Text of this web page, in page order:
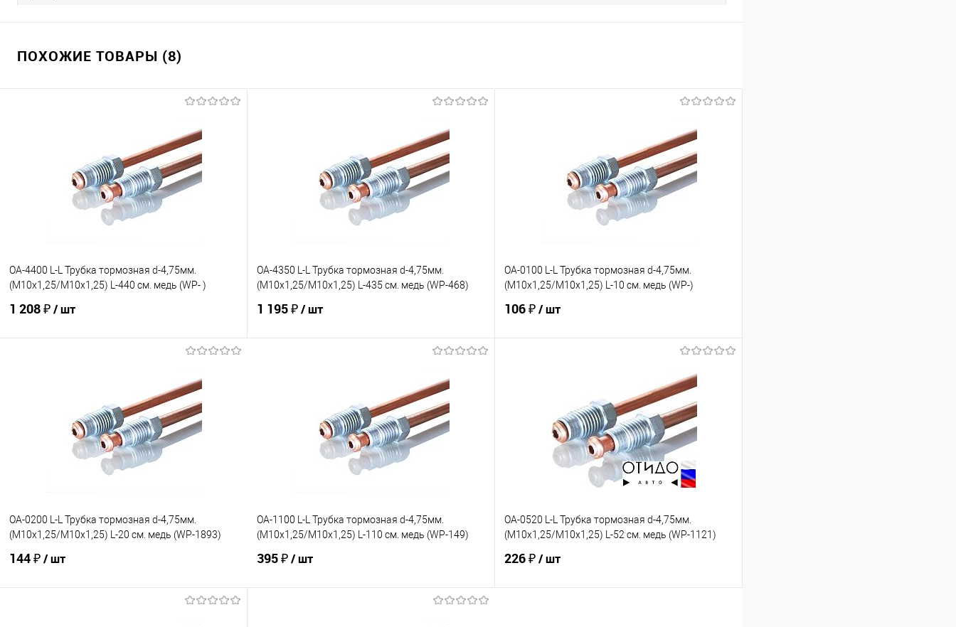
ПОХОЖИЕ ТОВАРЫ (8)
OA-4400 L-L Трубка тормозная d-4,75мм.
(М10х1,25/М10х1,25) L-440 см. медь (WP- )
1 208 ₽/ шт
Под заказ
OA-4350 L-L Трубка тормозная d-4,75мм.
(М10х1,25/М10х1,25) L-435 см. медь (WP-468)
1 195 ₽/ шт
Под заказ
OA-0100 L-L Трубка тормозная d-4,75мм.
(М10х1,25/М10х1,25) L-10 см. медь (WP-)
106 ₽/ шт
Под заказ
Сравнение
OA-0200 L-L Трубка тормозная d-4,75мм.
(М10х1,25/М10х1,25) L-20 см. медь (WP-1893)
144 ₽/ шт
OA-1100 L-L Трубка тормозная d-4,75мм.
(М10х1,25/М10х1,25) L-110 см. медь (WP-149)
395 ₽/ шт
OA-0520 L-L Трубка тормозная d-4,75мм.
(М10х1,25/М10х1,25) L-52 см. медь (WP-1121)
226 ₽/ шт